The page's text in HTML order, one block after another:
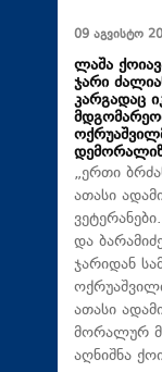
09 აგვისტო
ლაშა
ჯარი
კარგადაც
„ერთი
ათასი
და
ჯარიდან
ათასი
მორალურ
აღნიშნა